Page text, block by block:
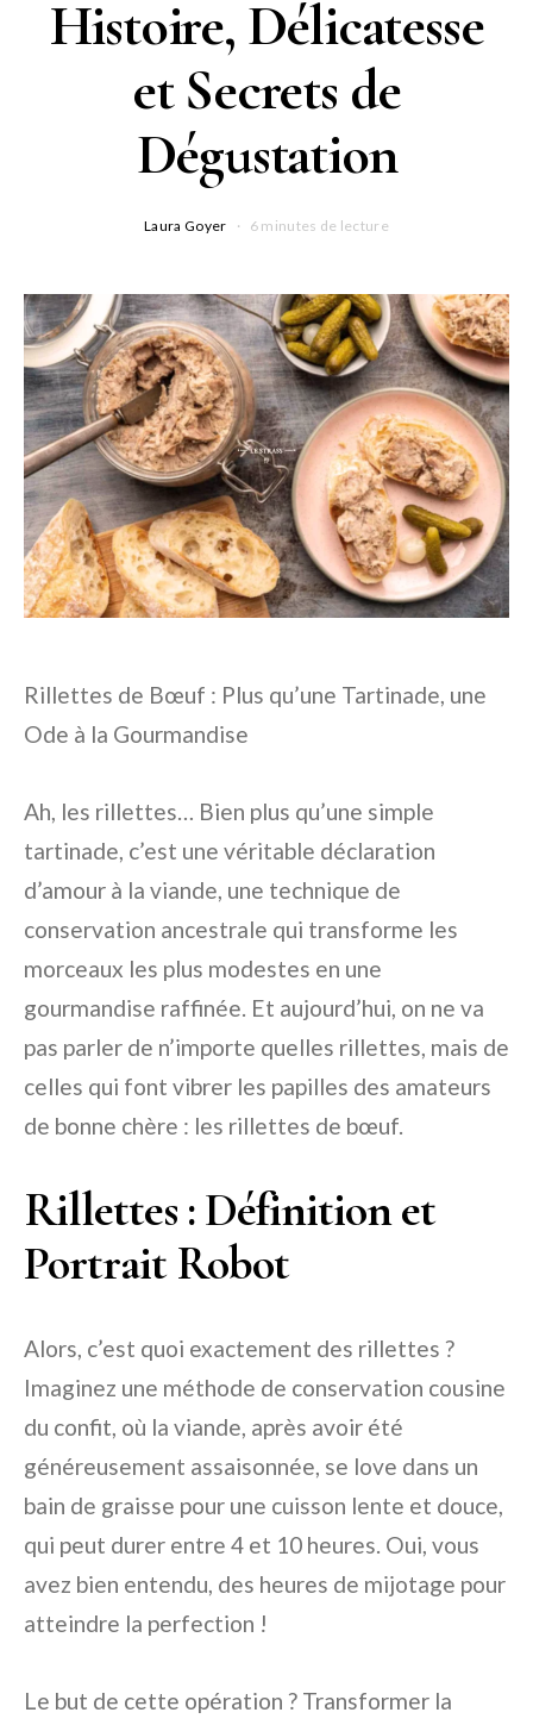
Histoire, Délicatesse
et Secrets de
Dégustation
Laura Goyer 6 minutes de lecture
Rillettes de Bœuf : Plus qu’une Tartinade, une
Ode à la Gourmandise
Ah, les rillettes… Bien plus qu’une simple
tartinade, c’est une véritable déclaration
d’amour à la viande, une technique de
conservation ancestrale qui transforme les
morceaux les plus modestes en une
gourmandise raffinée. Et aujourd’hui, on ne va
pas parler de n’importe quelles rillettes, mais de
celles qui font vibrer les papilles des amateurs
de bonne chère : les rillettes de bœuf.
Rillettes : Définition et
Portrait Robot
Alors, c’est quoi exactement des rillettes ?
Imaginez une méthode de conservation cousine
du confit, où la viande, après avoir été
généreusement assaisonnée, se love dans un
bain de graisse pour une cuisson lente et douce,
qui peut durer entre 4 et 10 heures. Oui, vous
avez bien entendu, des heures de mijotage pour
atteindre la perfection !
Le but de cette opération ? Transformer la